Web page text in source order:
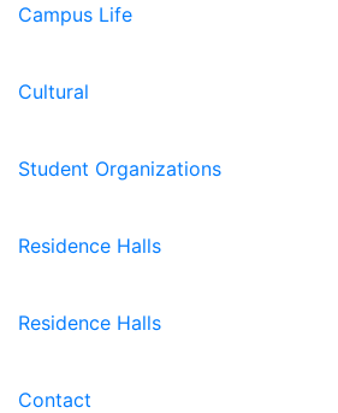
Campus Life
Cultural
Student Organizations
Residence Halls
Residence Halls
Contact